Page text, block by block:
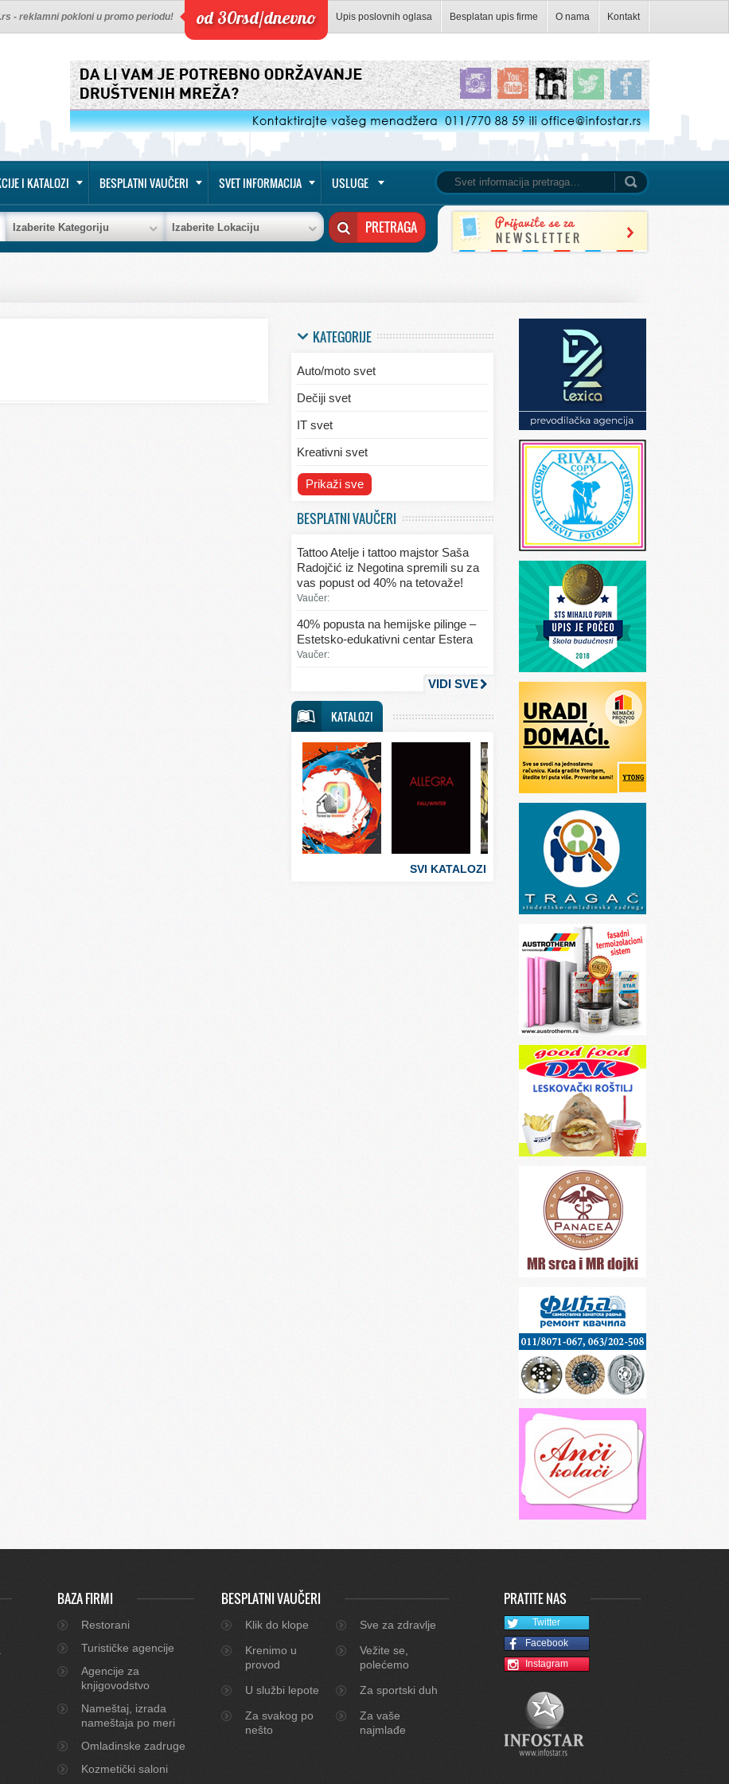
Upis poslovnih oglasa Besplatan upis firme O nama Kontakt
od 30rsd/dnevno
- reklamni pokloni u promo periodu!
I KATALOZI BESPLATNI VAUČERI SVET INFORMACIJA USLUGE
Izaberite Kategoriju Izaberite Lokaciju
KATEGORIJE
Auto/moto svet
Dečiji svet
IT svet
Kreativni svet
Svet ekologije
Svet kulinarstva
Svet lepote
Svet mode
Svet sporta
Svet tehnike
Svet ugostiteljstva
Svet zabave i umetnosti
Svet zanimljivosti
Svet zdravlja
Prikaži sve
BESPLATNI VAUČERI
Tattoo Atelje i tattoo majstor Saša
Radojčić iz Negotina spremili su za
vas popust od 40% na tetovaže!
Vaučer:
40% popusta na hemijske pilinge –
Estetsko-edukativni centar Estera
Vaučer:
VIDI SVE
KATALOZI
SVI KATALOZI
BAZA FIRMI
Restorani
Turističke agencije
Agencije za
knjigovodstvo
Nameštaj, izrada
nameštaja po meri
Omladinske zadruge
Kozmetički saloni
BESPLATNI VAUČERI
Klik do klope
Sve za zdravlje
Krenimo u
provod
Vežite se,
polećemo
U službi lepote
Za sportski duh
Za svakog po
nešto
Za vaše
najmlađe
PRATITE NAS
Twitter
Facebook
Instagram